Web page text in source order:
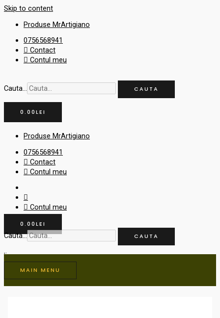
Skip to content
Produse MrArtigiano
0756568941
Contact
Contul meu
Cauta... CAUTA
0.00 LEI
Produse MrArtigiano
0756568941
Contact
Contul meu
Contul meu
0.00 LEI
Cauta... CAUTA
MAIN MENU